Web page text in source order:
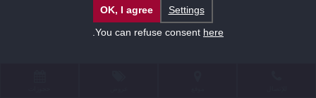
Settings
OK, I agree
You can refuse consent here
.